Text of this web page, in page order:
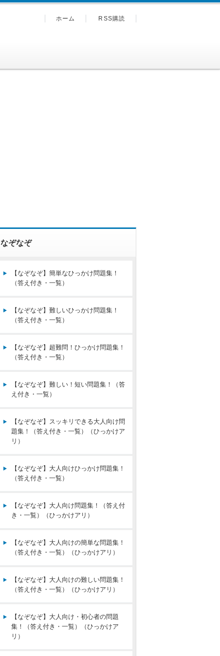
ホーム RSS購読
なぞなぞ
【なぞなぞ】簡単なひっかけ問題集！
（答え付き・一覧）
【なぞなぞ】難しいひっかけ問題集！
（答え付き・一覧）
【なぞなぞ】超難問！ひっかけ問題集！
（答え付き・一覧）
【なぞなぞ】難しい！短い問題集！（答
え付き・一覧）
【なぞなぞ】スッキリできる大人向け問
題集！（答え付き・一覧）（ひっかけア
リ）
【なぞなぞ】大人向けひっかけ問題集！
（答え付き・一覧）
【なぞなぞ】大人向け問題集！（答え付
き・一覧）（ひっかけアリ）
【なぞなぞ】大人向けの簡単な問題集！
（答え付き・一覧）（ひっかけアリ）
【なぞなぞ】大人向けの難しい問題集！
（答え付き・一覧）（ひっかけアリ）
【なぞなぞ】大人向け・初心者の問題
集！（答え付き・一覧）（ひっかけア
リ）